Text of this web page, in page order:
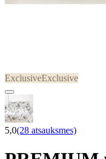
ExclusiveExclusive
5,0(28 atsauksmes)